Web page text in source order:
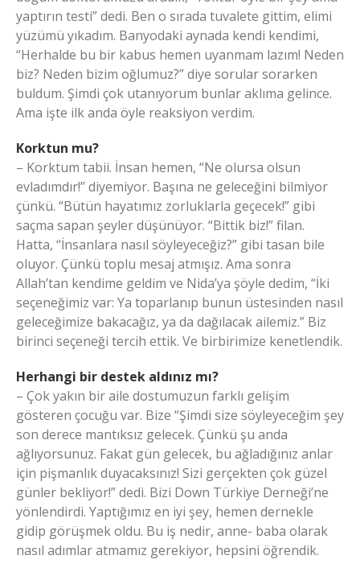
yaptırın testi” dedi. Ben o sırada tuvalete gittim, elimi
yüzümü yıkadım. Banyodaki aynada kendi kendimi,
“Herhalde bu bir kabus hemen uyanmam lazım! Neden
biz? Neden bizim oğlumuz?” diye sorular sorarken
buldum. Şimdi çok utanıyorum bunlar aklıma gelince.
Ama işte ilk anda öyle reaksiyon verdim.
Korktun mu?
– Korktum tabii. İnsan hemen, “Ne olursa olsun
evladımdır!” diyemiyor. Başına ne geleceğini bilmiyor
çünkü. “Bütün hayatımız zorluklarla geçecek!” gibi
saçma sapan şeyler düşünüyor. “Bittik biz!” filan.
Hatta, “İnsanlara nasıl söyleyeceğiz?” gibi tasan bile
oluyor. Çünkü toplu mesaj atmışız. Ama sonra
Allah’tan kendime geldim ve Nida’ya şöyle dedim, “İki
seçeneğimiz var: Ya toparlanıp bunun üstesinden nasıl
geleceğimize bakacağız, ya da dağılacak ailemiz.” Biz
birinci seçeneği tercih ettik. Ve birbirimize kenetlendik.
Herhangi bir destek aldınız mı?
– Çok yakın bir aile dostumuzun farklı gelişim
gösteren çocuğu var. Bize “Şimdi size söyleyeceğim şey
son derece mantıksız gelecek. Çünkü şu anda
ağlıyorsunuz. Fakat gün gelecek, bu ağladığınız anlar
için pişmanlık duyacaksınız! Sizi gerçekten çok güzel
günler bekliyor!” dedi. Bizi Down Türkiye Derneği’ne
yönlendirdi. Yaptığımız en iyi şey, hemen dernekle
gidip görüşmek oldu. Bu iş nedir, anne- baba olarak
nasıl adımlar atmamız gerekiyor, hepsini öğrendik.